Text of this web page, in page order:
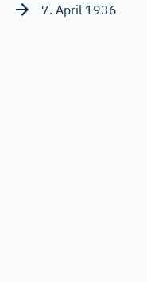
7. April 1936